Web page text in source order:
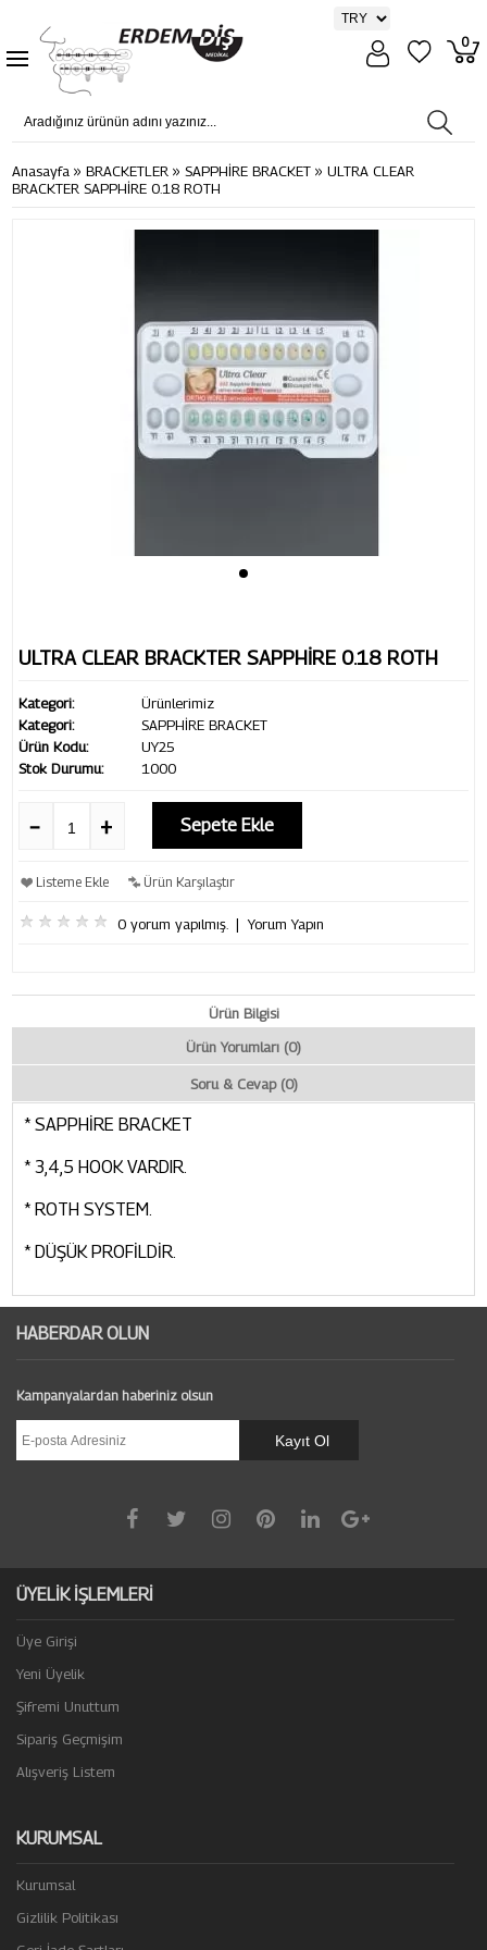
0
Anasayfa » BRACKETLER » SAPPHİRE BRACKET » ULTRA CLEAR
BRACKTER SAPPHİRE 0.18 ROTH
ULTRA CLEAR BRACKTER SAPPHİRE 0.18 ROTH
Kategori:
Ürünlerimiz
Kategori:
SAPPHİRE BRACKET
Ürün Kodu:
UY25
Stok Durumu:
1000
Sepete Ekle
Listeme Ekle Ürün Karşılaştır
0 yorum yapılmış. |Yorum Yapın
Ürün Bilgisi
Ürün Yorumları (0)
Soru & Cevap (0)
* SAPPHİRE BRACKET
* 3,4,5 HOOK VARDIR.
* ROTH SYSTEM.
* DÜŞÜK PROFİLDİR.
HABERDAR OLUN
Kampanyalardan haberiniz olsun
ÜYELİK İŞLEMLERİ
Üye Girişi
Yeni Üyelik
Şifremi Unuttum
Sipariş Geçmişim
Alışveriş Listem
KURUMSAL
Kurumsal
Gizlilik Politikası